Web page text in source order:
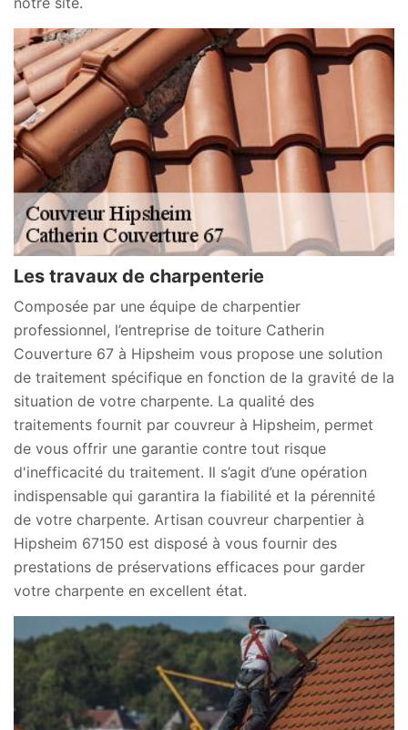
Les travaux de charpenterie
Composée par une équipe de charpentier
professionnel, l’entreprise de toiture Catherin
Couverture 67 à Hipsheim vous propose une solution
de traitement spécifique en fonction de la gravité de la
situation de votre charpente. La qualité des
traitements fournit par couvreur à Hipsheim, permet
de vous offrir une garantie contre tout risque
d'inefficacité du traitement. Il s’agit d’une opération
indispensable qui garantira la fiabilité et la pérennité
de votre charpente. Artisan couvreur charpentier à
Hipsheim 67150 est disposé à vous fournir des
prestations de préservations efficaces pour garder
votre charpente en excellent état.